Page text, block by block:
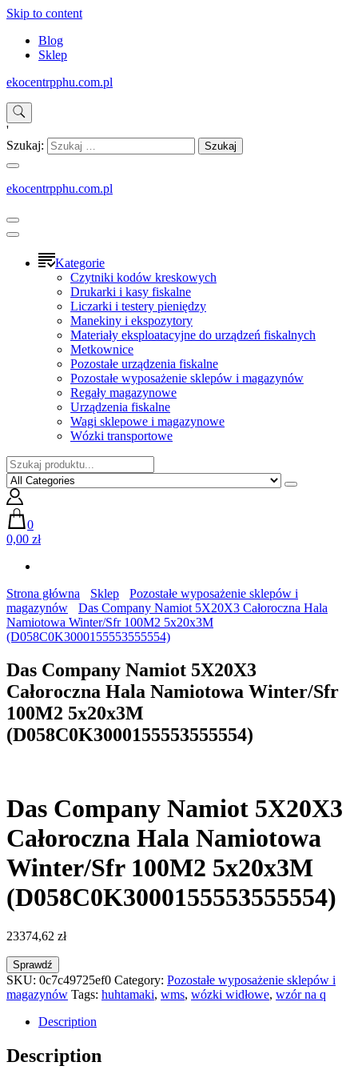
Skip to content
Blog
Sklep
ekocentrpphu.com.pl
'
Szukaj:
ekocentrpphu.com.pl
Kategorie
Czytniki kodów kreskowych
Drukarki i kasy fiskalne
Liczarki i testery pieniędzy
Manekiny i ekspozytory
Materiały eksploatacyjne do urządzeń fiskalnych
Metkownice
Pozostałe urządzenia fiskalne
Pozostałe wyposażenie sklepów i magazynów
Regały magazynowe
Urządzenia fiskalne
Wagi sklepowe i magazynowe
Wózki transportowe
0
0,00 zł
Strona główna Sklep
Pozostałe wyposażenie sklepów i
magazynów
Das Company Namiot 5X20X3 Całoroczna Hala
Namiotowa Winter/Sfr 100M2 5x20x3M
(D058C0K3000155553555554)
Das Company Namiot 5X20X3
Całoroczna Hala Namiotowa Winter/Sfr
100M2 5x20x3M
(D058C0K3000155553555554)
Das Company Namiot 5X20X3
Całoroczna Hala Namiotowa
Winter/Sfr 100M2 5x20x3M
(D058C0K3000155553555554)
23374,62 zł
Sprawdź
SKU: 0c7c49725ef0 Category: Pozostałe wyposażenie sklepów i
magazynów Tags: huhtamaki, wms, wózki widłowe, wzór na q
Description
Description